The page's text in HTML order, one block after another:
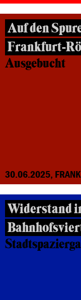
Auf den
Frankfurt-
Ausgebucht
30.06.2025,
Widerstand